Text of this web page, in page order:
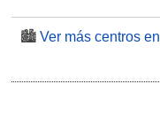
🏙️ Ver más centros